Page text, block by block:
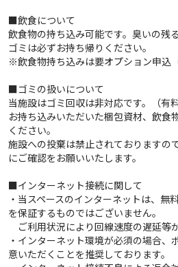
■飲食について
飲食物の持ち込み可能です。臭いの残
ゴミは必ずお持ち帰りください。
※飲食物持ち込みは要オプション申込
■ゴミの扱いについて
当施設はゴミ回収は非対応です。（有
お持ち込みいただいた梱包資材、飲食
ください。
施設への投棄は禁止されておりますの
にご確認をお願いいたします。
■インターネット接続に関して
・当スペースのインターネットは、無
を保証するものではございません。
ご利用状況により回線速度の遅延等
・インターネット環境が必須の場合、
意いただくことを推奨しております。